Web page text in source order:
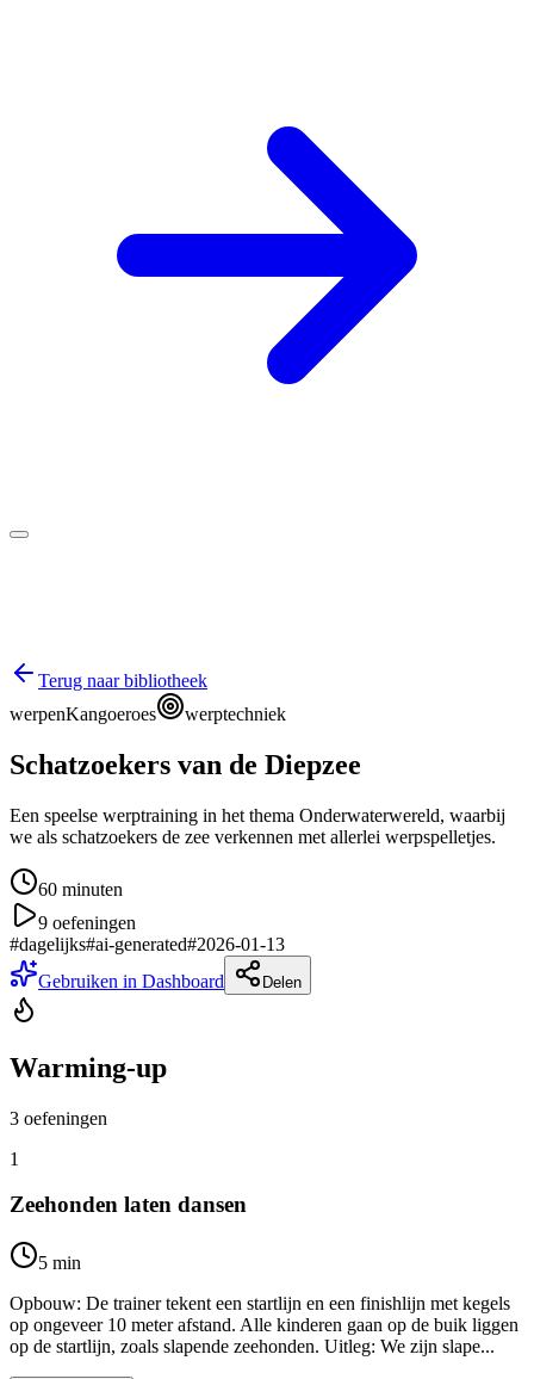
Terug naar bibliotheek
werpenKangoeroes werptechniek
Schatzoekers van de Diepzee
Een speelse werptraining in het thema Onderwaterwereld, waarbij
we als schatzoekers de zee verkennen met allerlei werpspelletjes.
60 minuten
9 oefeningen
#dagelijks#ai-generated#2026-01-13
Gebruiken in Dashboard
Delen
Warming-up
3 oefeningen
1
Zeehonden laten dansen
5 min
Opbouw: De trainer tekent een startlijn en een finishlijn met kegels
op ongeveer 10 meter afstand. Alle kinderen gaan op de buik liggen
op de startlijn, zoals slapende zeehonden. Uitleg: We zijn slape...